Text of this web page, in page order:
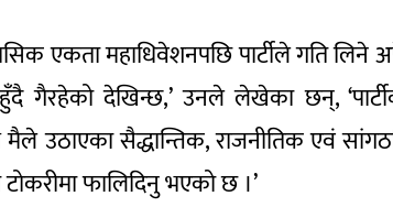
एकता महाधिवेशनपछि पार्टीले गति लिने
गैरहेको देखिन्छ,’ उनले लेखेका छन्,
मैले उठाएका सैद्धान्तिक, राजनीतिक एवं
टोकरीमा फालिदिनु भएको छ ।’